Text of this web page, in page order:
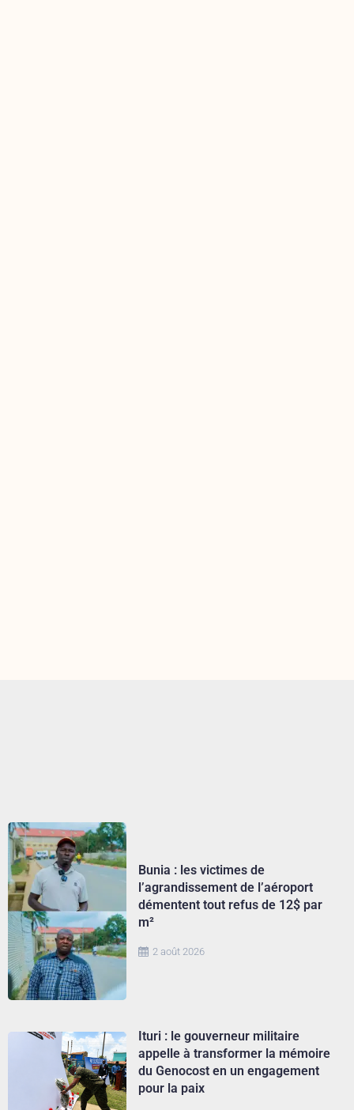
2 août 2026
Bunia : les victimes de
l’agrandissement de l’aéroport
démentent tout refus de 12$ par
m²
Ituri : le gouverneur militaire
appelle à transformer la mémoire
du Genocost en un engagement
pour la paix